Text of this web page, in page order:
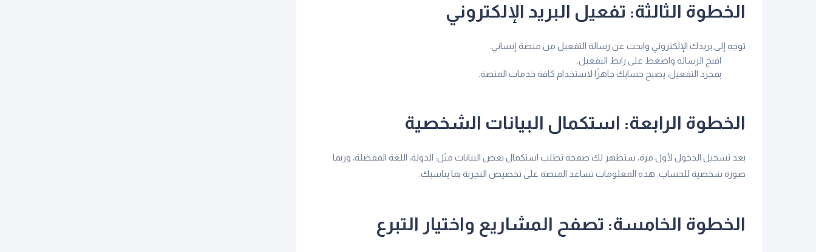
الخطوة الثالثة: تفعيل البريد الإلكتروني
توجه إلى بريدك الإلكتروني وابحث عن رسالة التفعيل من منصة إنساني.
افتح الرسالة واضغط على رابط التفعيل.
بمجرد التفعيل، يصبح حسابك جاهزًا لاستخدام كافة خدمات المنصة.
الخطوة الرابعة: استكمال البيانات الشخصية
بعد تسجيل الدخول لأول مرة، ستظهر لك صفحة تطلب استكمال بعض البيانات مثل: الدولة، اللغة المفضلة، وربما
صورة شخصية للحساب. هذه المعلومات تساعد المنصة على تخصيص التجربة بما يناسبك.
الخطوة الخامسة: تصفح المشاريع واختيار التبرع